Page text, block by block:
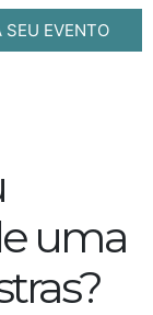
SEU EVENTO
uma